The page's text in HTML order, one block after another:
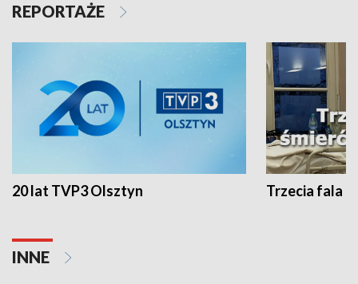
REPORTAŻE
20 lat TVP3 Olsztyn Trzecia fala -
INNE